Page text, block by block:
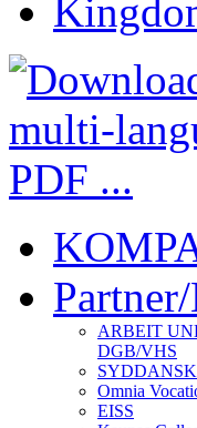
ARBEIT
DGB/VHS
Omnia
EISS